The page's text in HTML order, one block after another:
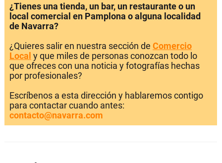
¿Tienes una tienda, un bar, un restaurante o un
local comercial en Pamplona o alguna localidad
de Navarra?
¿Quieres salir en nuestra sección de Comercio
Local y que miles de personas conozcan todo lo
que ofreces con una noticia y fotografías hechas
por profesionales?
Escríbenos a esta dirección y hablaremos contigo
para contactar cuando antes:
contacto@navarra.com